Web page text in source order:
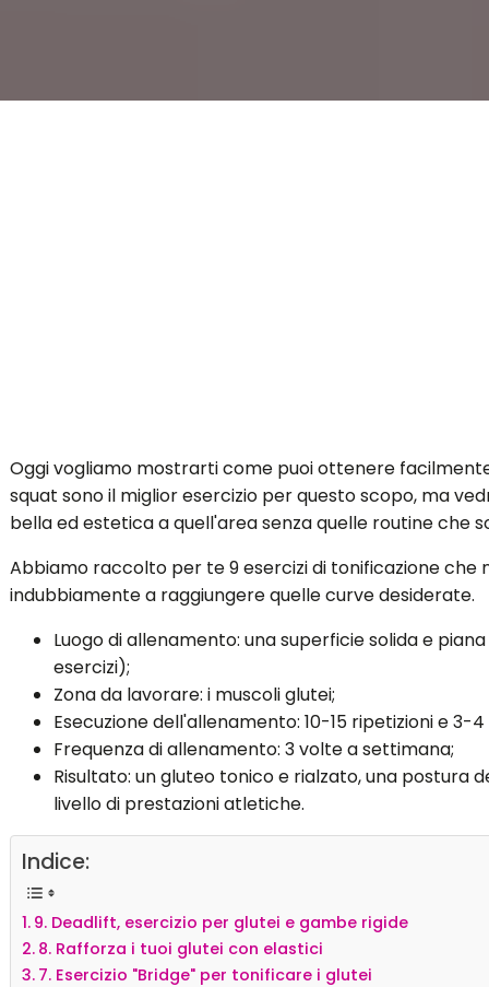
Oggi vogliamo mostrarti come puoi ottenere
squat sono il miglior esercizio per questo scopo, ma
bella ed estetica a quell'area senza quelle routine che
Abbiamo raccolto per te 9 esercizi di tonificazione che
indubbiamente a raggiungere quelle curve desiderate.
Luogo di allenamento: una superficie solida e
esercizi);
Zona da lavorare: i muscoli glutei;
Esecuzione dell'allenamento: 10-15 ripetizioni e 3-
Frequenza di allenamento: 3 volte a settimana;
Risultato: un gluteo tonico e rialzato, una postura
livello di prestazioni atletiche.
Indice:
9. Deadlift, esercizio per glutei e gambe rigide
8. Rafforza i tuoi glutei con elastici
7. Esercizio "Bridge" per tonificare i glutei